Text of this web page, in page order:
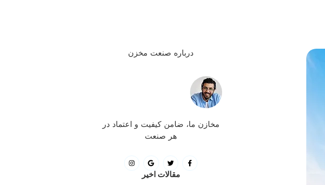
درباره صنعت مخزن
مخازن ما، ضامن کیفیت و اعتماد در
هر صنعت
مقالات اخیر